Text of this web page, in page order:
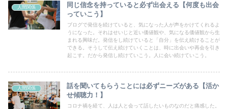
人間関係
同じ信念を持っていると必ず出会える【何度も出会
っていこう】
ブログで発信を続けていると、気になった人が声をかけてくれるよ
うになった。それはせいじと近い価値観や、気になる価値観から生
まれる興味だ。発信をし続けていると「自分」を伝え続けることが
できる。そうして伝え続けていくことは、時に出会いや再会を引き
起こす。だから発信し続けていこう。人に会い続けていこう。
人間関係
話を聞いてもらうことには必ずニーズがある【活か
せ傾聴力！】
コロナ禍を経て、人は人と会って話したいものなのだと痛感した。